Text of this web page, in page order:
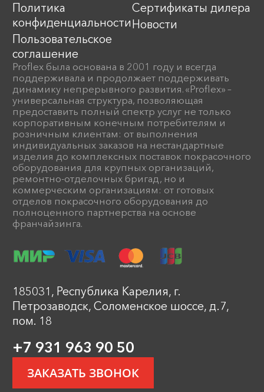
Политика
конфиденциальности
Пользовательское
соглашение
Сертификаты дилера
Новости
Proflex была основана в 2001 году и всегда
поддерживала и продолжает поддерживать
динамику непрерывного развития. «Proflex» –
универсальная структура, позволяющая
предоставить полный спектр услуг не только
корпоративным конечным потребителям и
розничным клиентам: от выполнения
индивидуальных заказов на нестандартные
изделия до комплексных поставок покрасочного
оборудования для крупных организаций,
ремонтно-отделочных бригад, но и
коммерческим организациям: от готовых
отделов покрасочного оборудования до
полноценного партнерства на основе
франчайзинга.
185031, Республика Карелия, г.
Петрозаводск, Соломенское шоссе, д.7,
пом. 18
+7 931 963 90 50
ЗАКАЗАТЬ ЗВОНОК